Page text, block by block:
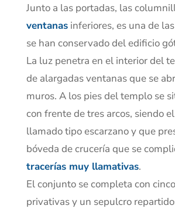
Junto a las portadas, las
ventanasinferiores, es una de
se han conservado del edificio
La luz penetra en el interior del
de alargadas ventanas que se
muros. A los pies del templo se
con frente de tres arcos, siendo
llamado tipo escarzano y que
bóveda de crucería que se
tracerías muy llamativas.
El conjunto se completa con
privativas y un sepulcro